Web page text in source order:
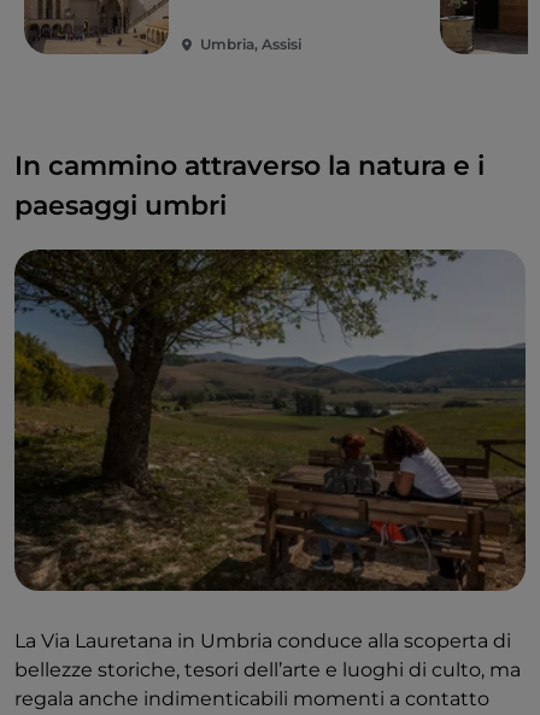
da visitare appena fuori città la splendida
Abbazia di
Sassovivoe l’Eremo di Santa Maria Giacobbe.
Umbria, Assisi
In cammino attraverso la natura e i
paesaggi umbri
La Via Lauretana in Umbria conduce alla scoperta di
bellezze storiche, tesori dell’arte e luoghi di culto, ma
regala anche indimenticabili momenti a contatto